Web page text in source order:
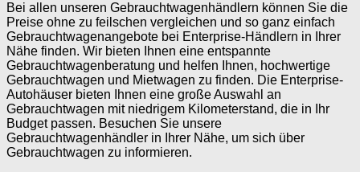
Bei allen unseren Gebrauchtwagenhändlern können Sie die
Preise ohne zu feilschen vergleichen und so ganz einfach
Gebrauchtwagenangebote bei Enterprise-Händlern in Ihrer
Nähe finden. Wir bieten Ihnen eine entspannte
Gebrauchtwagenberatung und helfen Ihnen, hochwertige
Gebrauchtwagen und Mietwagen zu finden. Die Enterprise-
Autohäuser bieten Ihnen eine große Auswahl an
Gebrauchtwagen mit niedrigem Kilometerstand, die in Ihr
Budget passen. Besuchen Sie unsere
Gebrauchtwagenhändler in Ihrer Nähe, um sich über
Gebrauchtwagen zu informieren.